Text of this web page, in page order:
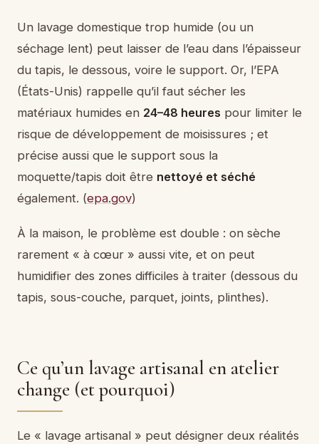
Un lavage domestique trop humide (ou un
séchage lent) peut laisser de l’eau dans l’épaisseur
du tapis, le dessous, voire le support. Or, l’EPA
(États-Unis) rappelle qu’il faut sécher les
matériaux humides en 24–48 heures pour limiter le
risque de développement de moisissures ; et
précise aussi que le support sous la
moquette/tapis doit être nettoyé et séché
également. (epa.gov)
À la maison, le problème est double : on sèche
rarement « à cœur » aussi vite, et on peut
humidifier des zones difficiles à traiter (dessous du
tapis, sous-couche, parquet, joints, plinthes).
Ce qu’un lavage artisanal en atelier
change (et pourquoi)
Le « lavage artisanal » peut désigner deux réalités